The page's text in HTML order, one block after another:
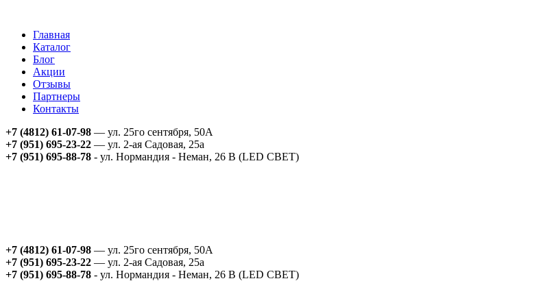
Главная
Каталог
Блог
Акции
Отзывы
Партнеры
Контакты
+7 (4812) 61-07-98 — ул. 25го сентября, 50А
+7 (951) 695-23-22 — ул. 2-ая Садовая, 25а
+7 (951) 695-88-78 - ул. Нормандия - Неман, 26 В (LED СВЕТ)
+7 (4812) 61-07-98 — ул. 25го сентября, 50А
+7 (951) 695-23-22 — ул. 2-ая Садовая, 25а
+7 (951) 695-88-78 - ул. Нормандия - Неман, 26 В (LED СВЕТ)